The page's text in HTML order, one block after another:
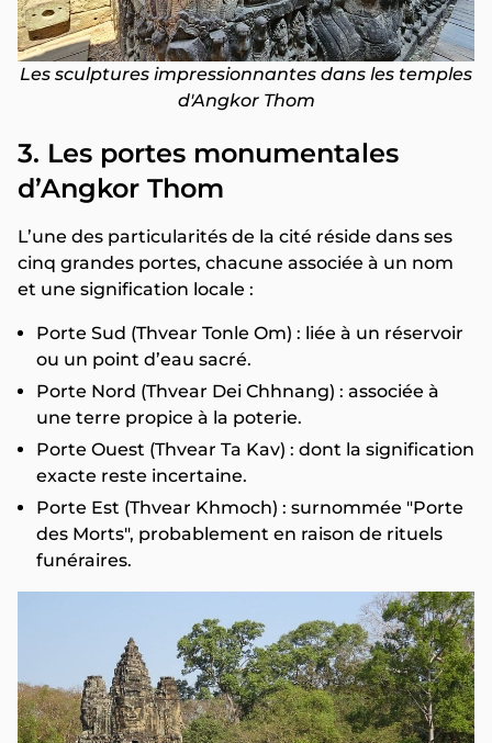
Les sculptures impressionnantes dans les temples
d'Angkor Thom
3. Les portes monumentales
d’Angkor Thom
L’une des particularités de la cité réside dans ses
cinq grandes portes, chacune associée à un nom
et une signification locale :
Porte Sud (Thvear Tonle Om) : liée à un réservoir
ou un point d’eau sacré.
Porte Nord (Thvear Dei Chhnang) : associée à
une terre propice à la poterie.
Porte Ouest (Thvear Ta Kav) : dont la signification
exacte reste incertaine.
Porte Est (Thvear Khmoch) : surnommée "Porte
des Morts", probablement en raison de rituels
funéraires.